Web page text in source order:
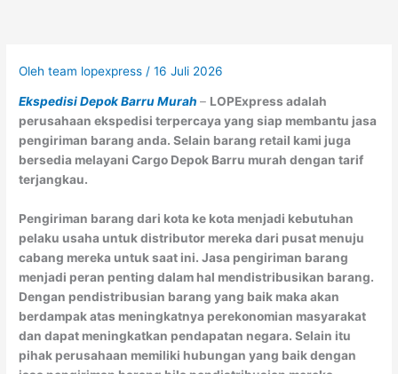
Olehteam lopexpress /16 Juli 2026
Ekspedisi Depok Barru Murah– LOPExpress adalah
perusahaan ekspedisi terpercaya yang siap membantu jasa
pengiriman barang anda. Selain barang retail kami juga
bersedia melayani Cargo Depok Barru murah dengan tarif
terjangkau.
Pengiriman barang dari kota ke kota menjadi kebutuhan
pelaku usaha untuk distributor mereka dari pusat menuju
cabang mereka untuk saat ini. Jasa pengiriman barang
menjadi peran penting dalam hal mendistribusikan barang.
Dengan pendistribusian barang yang baik maka akan
berdampak atas meningkatnya perekonomian masyarakat
dan dapat meningkatkan pendapatan negara. Selain itu
pihak perusahaan memiliki hubungan yang baik dengan